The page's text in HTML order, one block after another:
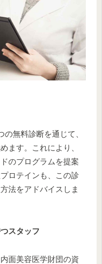
無料診断を通じて、
ます。これにより、
のプログラムを提案
ロテインも、この診
法をアドバイスしま
スタッフ
面美容医学財団の資